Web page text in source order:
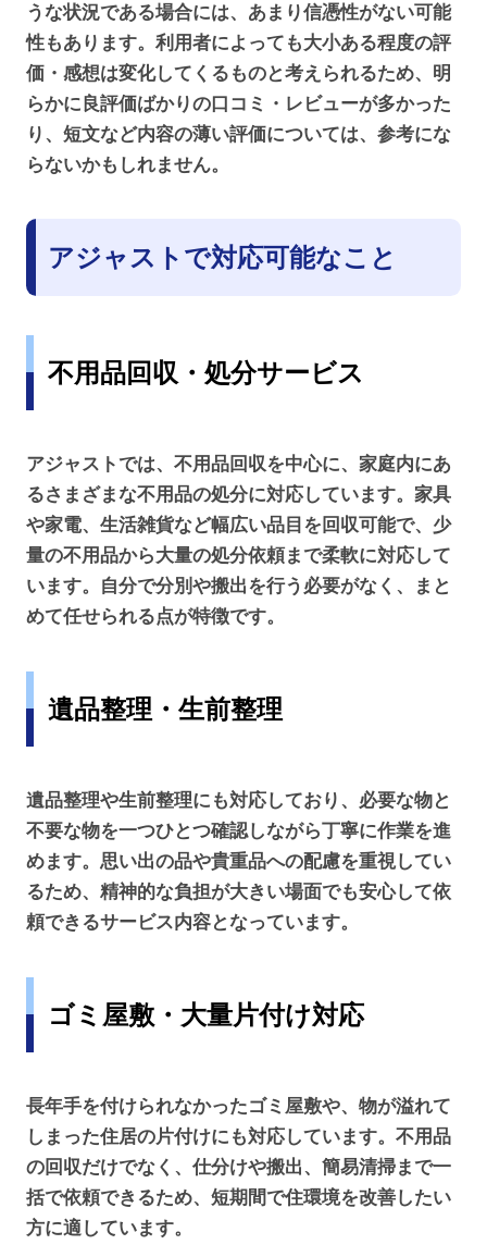
うな状況である場合には、あまり信憑性がない可能
性もあります。利用者によっても大小ある程度の評
価・感想は変化してくるものと考えられるため、明
らかに良評価ばかりの口コミ・レビューが多かった
り、短文など内容の薄い評価については、参考にな
らないかもしれません。
アジャストで対応可能なこと
不用品回収・処分サービス
アジャストでは、不用品回収を中心に、家庭内にあ
るさまざまな不用品の処分に対応しています。家具
や家電、生活雑貨など幅広い品目を回収可能で、少
量の不用品から大量の処分依頼まで柔軟に対応して
います。自分で分別や搬出を行う必要がなく、まと
めて任せられる点が特徴です。
遺品整理・生前整理
遺品整理や生前整理にも対応しており、必要な物と
不要な物を一つひとつ確認しながら丁寧に作業を進
めます。思い出の品や貴重品への配慮を重視してい
るため、精神的な負担が大きい場面でも安心して依
頼できるサービス内容となっています。
ゴミ屋敷・大量片付け対応
長年手を付けられなかったゴミ屋敷や、物が溢れて
しまった住居の片付けにも対応しています。不用品
の回収だけでなく、仕分けや搬出、簡易清掃まで一
括で依頼できるため、短期間で住環境を改善したい
方に適しています。